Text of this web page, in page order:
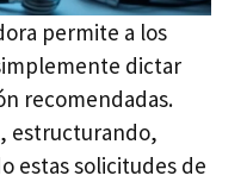
permite a los
dictar
recomendadas.
estructurando,
estas solicitudes de